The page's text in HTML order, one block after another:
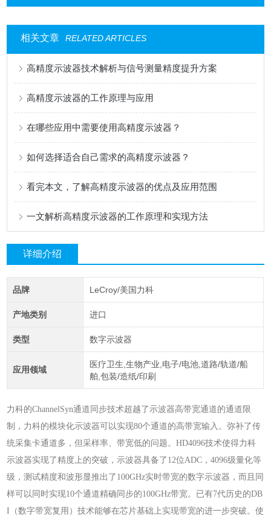
相关文章 RELATED ARTICLES
高精度示波器技术解析与信号测量精度提升方案
高精度示波器的工作原理与应用
在哪些应用中需要使用高精度示波器？
如何选择适合自己需求的高精度示波器？
看完本文，了解高精度示波器的优点及应用范围
一文解析高精度示波器的工作原理和实现方法
详细介绍
品牌 LeCroy/美国力科
产地类别 进口
类型 数字示波器
应用领域
医疗卫生,生物产业,电子/电池,道路/轨道/船
舶,包装/造纸/印刷
力科的ChannelSyn通道同步技术超越了示波器高带宽通道的通道限
制，力科的模块化示波器可以实现80个通道的高带宽输入。弥补了传
统采集卡通道多，但采样率、带宽低的问题。HD4096技术使得力科
示波器实现了精度上的突破，示波器具备了12位ADC，4096级量化等
级，测试精度和波形显推出了100GHz实时带宽的数字示波器，而且同
样可以同时实现10个通道精确同步的100GHz带宽。已有7代历史的DB
I（数字带宽复用）技术能够在芯片基础上实现带宽的进一步突破。使